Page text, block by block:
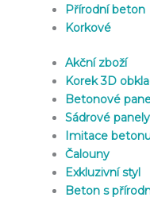
Přírodní beton
Korkové
Akční zboží
Korek 3D
Betonové
Sádrové panely
Imitace
Čalouny
Exkluzivní styl
Beton s